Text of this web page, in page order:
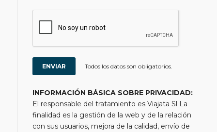
Todos los datos son obligatorios.
INFORMACIÓN BÁSICA SOBRE PRIVACIDAD:
El responsable del tratamiento es Viajata Sl La
finalidad es la gestión de la web y de la relación
con sus usuarios, mejora de la calidad, envío de